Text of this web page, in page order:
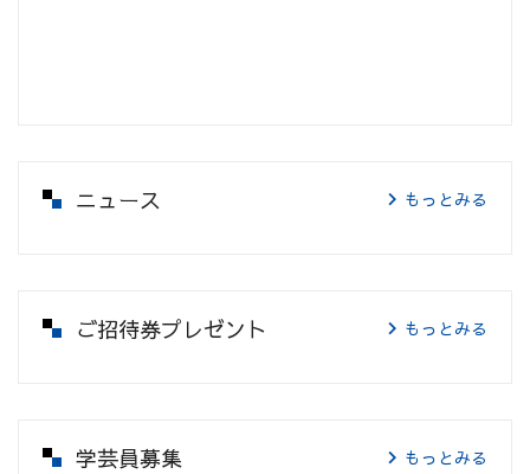
ニュース もっとみる
ご招待券プレゼント もっとみる
学芸員募集 もっとみる